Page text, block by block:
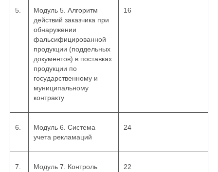
5.
Модуль 5. Алгоритм
действий заказчика при
обнаружении
фальсифицированной
продукции (поддельных
документов) в поставках
продукции по
государственному и
муниципальному
контракту
16
6.
Модуль 6. Система
учета рекламаций
24
7.
Модуль 7. Контроль
22